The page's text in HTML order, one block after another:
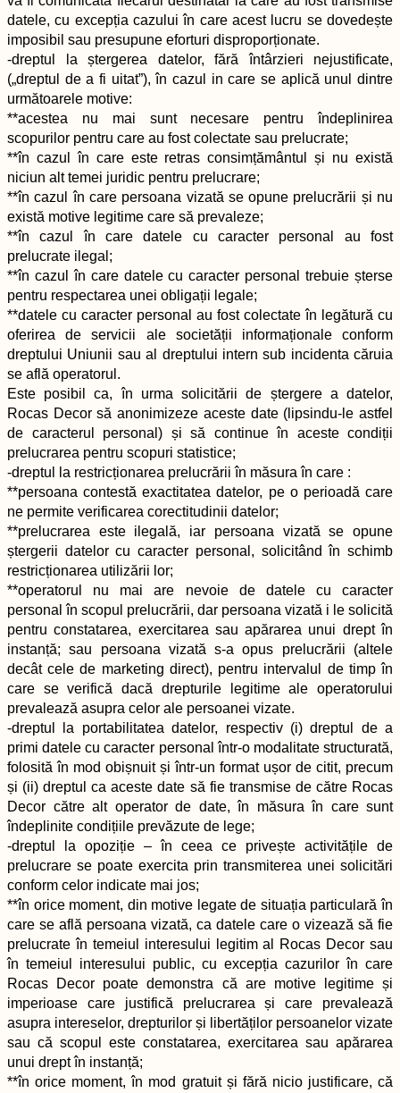
datele, cu excepția cazului în care acest lucru se dovedește
imposibil sau presupune eforturi disproporționate.
-dreptul la ștergerea datelor, fără întârzieri nejustificate,
(„dreptul de a fi uitat”), în cazul in care se aplică unul dintre
următoarele motive:
**acestea nu mai sunt necesare pentru îndeplinirea
scopurilor pentru care au fost colectate sau prelucrate;
**în cazul în care este retras consimțământul și nu există
niciun alt temei juridic pentru prelucrare;
**în cazul în care persoana vizată se opune prelucrării și nu
există motive legitime care să prevaleze;
**în cazul în care datele cu caracter personal au fost
prelucrate ilegal;
**în cazul în care datele cu caracter personal trebuie șterse
pentru respectarea unei obligații legale;
**datele cu caracter personal au fost colectate în legătură cu
oferirea de servicii ale societății informaționale conform
dreptului Uniunii sau al dreptului intern sub incidenta căruia
se află operatorul.
Este posibil ca, în urma solicitării de ștergere a datelor,
Rocas Decor să anonimizeze aceste date (lipsindu-le astfel
de caracterul personal) și să continue în aceste condiții
prelucrarea pentru scopuri statistice;
-dreptul la restricționarea prelucrării în măsura în care :
**persoana contestă exactitatea datelor, pe o perioadă care
ne permite verificarea corectitudinii datelor;
**prelucrarea este ilegală, iar persoana vizată se opune
ștergerii datelor cu caracter personal, solicitând în schimb
restricționarea utilizării lor;
**operatorul nu mai are nevoie de datele cu caracter
personal în scopul prelucrării, dar persoana vizată i le solicită
pentru constatarea, exercitarea sau apărarea unui drept în
instanță; sau persoana vizată s-a opus prelucrării (altele
decât cele de marketing direct), pentru intervalul de timp în
care se verifică dacă drepturile legitime ale operatorului
prevalează asupra celor ale persoanei vizate.
-dreptul la portabilitatea datelor, respectiv (i) dreptul de a
primi datele cu caracter personal într-o modalitate structurată,
folosită în mod obișnuit și într-un format ușor de citit, precum
și (ii) dreptul ca aceste date să fie transmise de către Rocas
Decor către alt operator de date, în măsura în care sunt
îndeplinite condițiile prevăzute de lege;
-dreptul la opoziție – în ceea ce privește activitățile de
prelucrare se poate exercita prin transmiterea unei solicitări
conform celor indicate mai jos;
**în orice moment, din motive legate de situația particulară în
care se află persoana vizată, ca datele care o vizează să fie
prelucrate în temeiul interesului legitim al Rocas Decor sau
în temeiul interesului public, cu excepția cazurilor în care
Rocas Decor poate demonstra că are motive legitime și
imperioase care justifică prelucrarea și care prevalează
asupra intereselor, drepturilor și libertăților persoanelor vizate
sau că scopul este constatarea, exercitarea sau apărarea
unui drept în instanță;
**în orice moment, în mod gratuit și fără nicio justificare, că